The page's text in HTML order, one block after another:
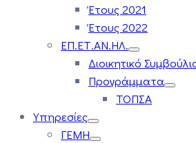
Έτους 2021
Έτους 2022
ΕΠ.ΕΤ.ΑΝ.ΗΛ.
Διοικητικό
Προγράμματα
ΤΟΠΣΑ
Υπηρεσίες
ΓΕΜΗ